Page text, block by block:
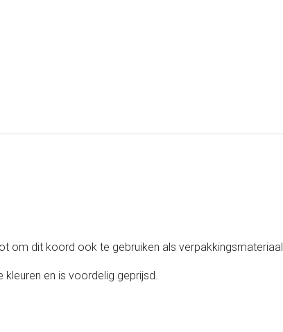
om dit koord ook te gebruiken als verpakkingsmateriaal.
en is voordelig geprijsd.